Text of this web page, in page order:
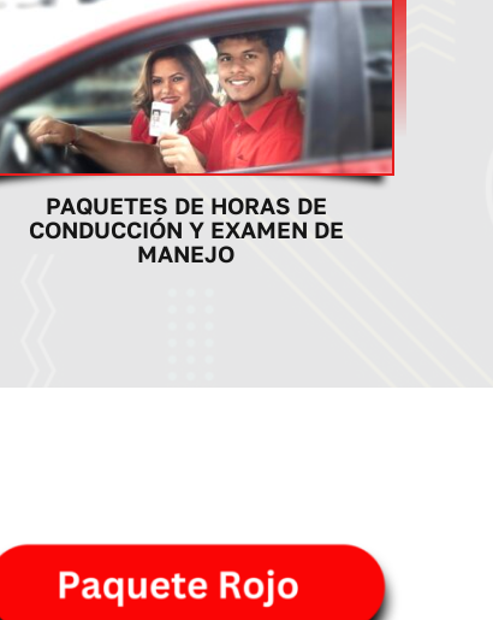
PAQUETES DE HORAS DE
CONDUCCIÓN Y EXAMEN DE
MANEJO